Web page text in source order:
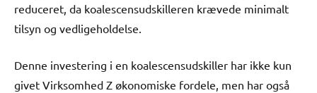
reduceret, da koalescensudskilleren krævede minimalt
tilsyn og vedligeholdelse.
Denne investering i en koalescensudskiller har ikke kun
givet Virksomhed Z økonomiske fordele, men har også